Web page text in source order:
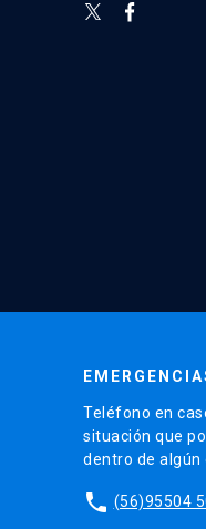
Teléfono en
situación que
dentro de algún
phone (56)95504